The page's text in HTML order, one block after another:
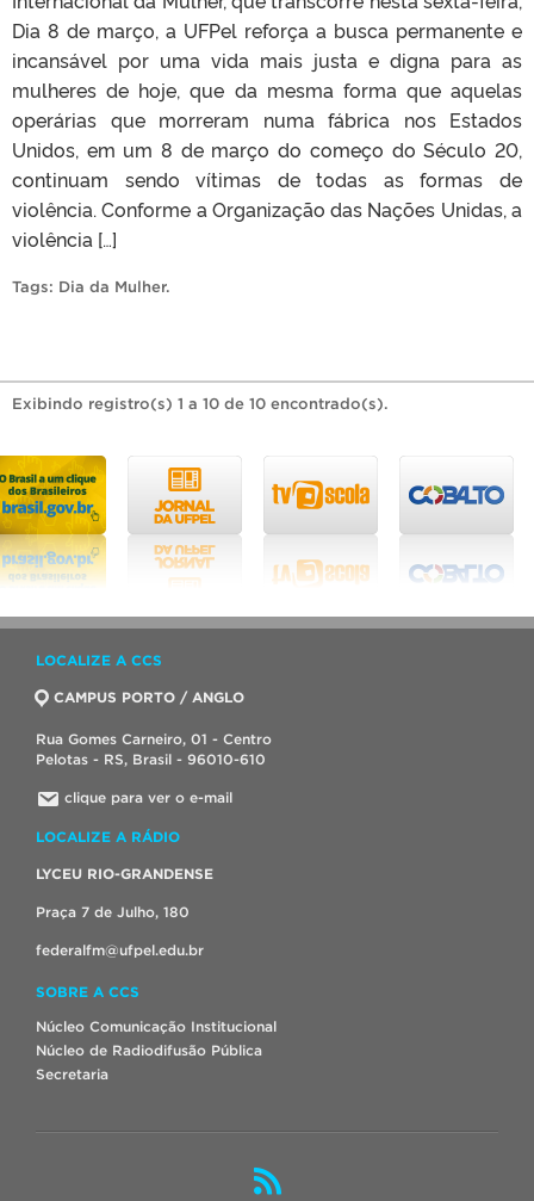
Dia 8 de março, a UFPel reforça a busca permanente e
incansável por uma vida mais justa e digna para as
mulheres de hoje, que da mesma forma que aquelas
operárias que morreram numa fábrica nos Estados
Unidos, em um 8 de março do começo do Século 20,
continuam sendo vítimas de todas as formas de
violência. Conforme a Organização das Nações Unidas, a
violência […]
Tags: Dia da Mulher.
Exibindo registro(s) 1 a 10 de 10 encontrado(s).
LOCALIZE A CCS
CAMPUS PORTO / ANGLO
Rua Gomes Carneiro, 01 - Centro
Pelotas - RS, Brasil - 96010-610
clique para ver o e-mail
LOCALIZE A RÁDIO
LYCEU RIO-GRANDENSE
Praça 7 de Julho, 180
federalfm@ufpel.edu.br
SOBRE A CCS
Núcleo Comunicação Institucional
Núcleo de Radiodifusão Pública
Secretaria